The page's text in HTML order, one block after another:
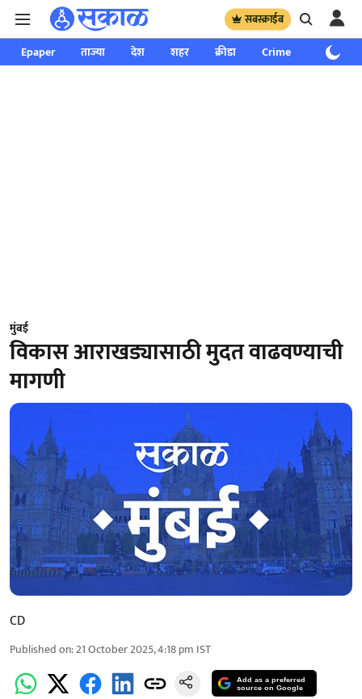
सबस्क्राईब
Epaper ताज्या देश शहर क्रीडा Crime साप्ताहिक
मुंबई
विकास आराखड्यासाठी मुदत वाढवण्याची
मागणी
CD
Published on:21 October 2025, 4:18 pm IST
Add as a preferred
source on Google